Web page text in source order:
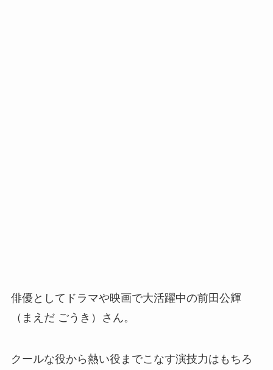
俳優としてドラマや映画で大活躍中の前田公輝
（まえだ ごうき）さん。
クールな役から熱い役までこなす演技力はもちろ